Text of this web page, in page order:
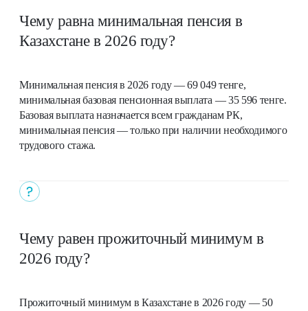
Чему равна минимальная пенсия в
Казахстане в 2026 году?
Минимальная пенсия в 2026 году — 69 049 тенге,
минимальная базовая пенсионная выплата — 35 596 тенге.
Базовая выплата назначается всем гражданам РК,
минимальная пенсия — только при наличии необходимого
трудового стажа.
Чему равен прожиточный минимум в
2026 году?
Прожиточный минимум в Казахстане в 2026 году — 50